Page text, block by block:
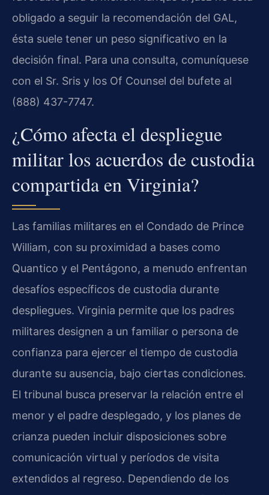
obligado a seguir la recomendación del GAL,
ésta suele tener un peso significativo en la
decisión final. Para una consulta, comuníquese
con el Sr. Sris y los Of Counsel del bufete al
(888) 437-7747.
¿Cómo afecta el despliegue
militar los acuerdos de custodia
compartida en Virginia?
Las familias militares en el Condado de Prince
William, con su proximidad a bases como
Quantico y el Pentágono, a menudo enfrentan
desafíos específicos de custodia durante
despliegues. Virginia permite que los padres
militares designen a un familiar o persona de
confianza para ejercer el tiempo de custodia
durante su ausencia, bajo ciertas condiciones.
El tribunal busca preservar la relación entre el
menor y el padre desplegado, y los planes de
crianza pueden incluir disposiciones sobre
comunicación virtual y períodos de visita
extendidos al regreso. Dependiendo de los